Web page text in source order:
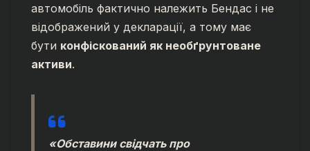
автомобіль фактично належить Бендас і не
відображений у декларації, а тому має
бути конфіскований як необґрунтоване
активи.
«Обставини свідчать про